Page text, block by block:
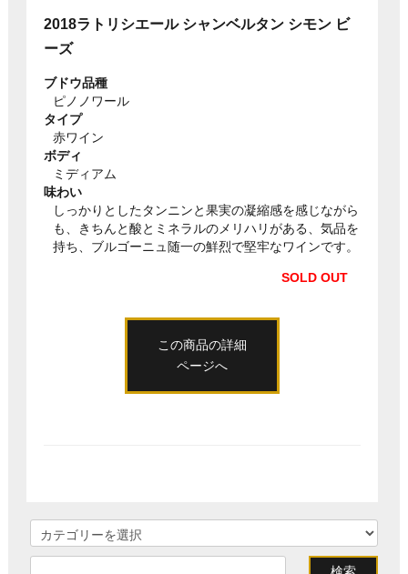
2018ラトリシエール シャンベルタン シモン ビ
ーズ
ブドウ品種
ピノノワール
タイプ
赤ワイン
ボディ
ミディアム
味わい
しっかりとしたタンニンと果実の凝縮感を感じながら
も、きちんと酸とミネラルのメリハリがある、気品を
持ち、ブルゴーニュ随一の鮮烈で堅牢なワインです。
SOLD OUT
この商品の詳細
ページへ